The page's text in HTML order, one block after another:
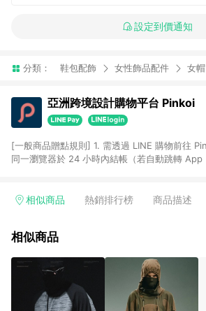
設定到價通知
分類： 鞋包配飾 女性飾品配件 女帽
亞洲跨境設計購物平台 Pinkoi
[一般商品贈點規則] 1. 需透過 LINE 購物前往
同一瀏覽器於 24 小時內結帳（若自動跳轉
回饋訂單不得享有 Pinkoi 站方優惠，例如首購
行為，不具贈點資格，部分退款不在此限。 6.
貨後 45 天後發送。 8. 群眾募資商品，禮物卡，
運費，攤位費等不具贈點資格。 9. LINE 購物站
顏色、價位、贈品如與 Pinkoi 商品資訊頁及購
Pinkoi 購物商品資訊頁及購物車標示為準。 10.
相似商品 熱銷排行榜 商品描述
相似商品